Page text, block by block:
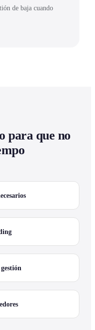
de baja cuando
para que no